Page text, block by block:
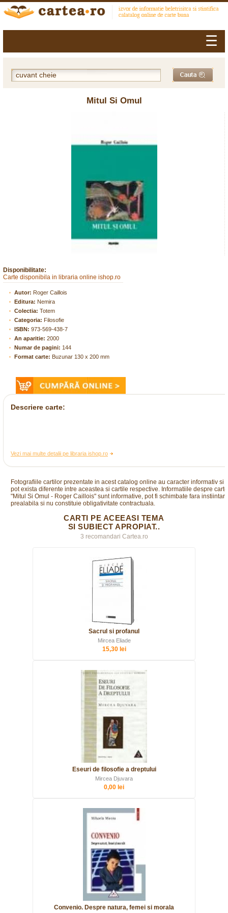
☰
Mitul Si Omul
Disponibilitate:
Carte disponibila in libraria online ishop.ro
Autor: Roger Caillois
Editura: Nemira
Colectia: Totem
Categoria: Filosofie
ISBN: 973-569-438-7
An aparitie: 2000
Numar de pagini: 144
Format carte: Buzunar 130 x 200 mm
Descriere carte:
Vezi mai multe detalii pe libraria ishop.ro
Fotografiile cartilor prezentate in acest catalog online au caracter informativ si
pot exista diferente intre aceastea si cartile respective. Informatiile despre
"Mitul Si Omul - Roger Caillois" sunt informative, pot fi schimbate fara instiintare
prealabila si nu constituie obligativitate contractuala.
CARTI PE ACEEASI TEMA
SI SUBIECT APROPIAT..
3 recomandari Cartea.ro
Sacrul si profanul
Mircea Eliade
15,30 lei
Eseuri de filosofie a dreptului
Mircea Djuvara
0,00 lei
Convenio. Despre natura, femei si morala